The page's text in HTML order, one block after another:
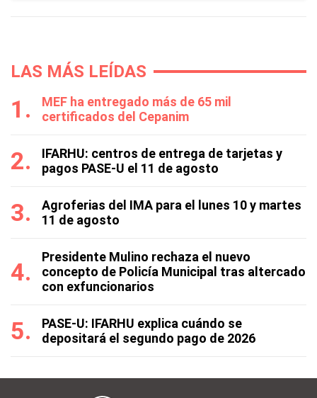
LAS MÁS LEÍDAS
MEF ha entregado más de 65 mil
certificados del Cepanim
IFARHU: centros de entrega de tarjetas y
pagos PASE-U el 11 de agosto
Agroferias del IMA para el lunes 10 y martes
11 de agosto
Presidente Mulino rechaza el nuevo
concepto de Policía Municipal tras altercado
con exfuncionarios
PASE-U: IFARHU explica cuándo se
depositará el segundo pago de 2026